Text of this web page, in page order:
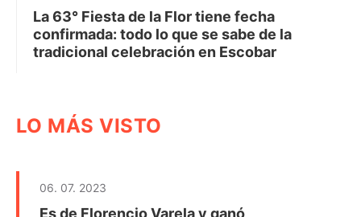
La 63° Fiesta de la Flor tiene fecha
confirmada: todo lo que se sabe de la
tradicional celebración en Escobar
LO MÁS VISTO
06. 07. 2023
Es de Florencio Varela y ganó